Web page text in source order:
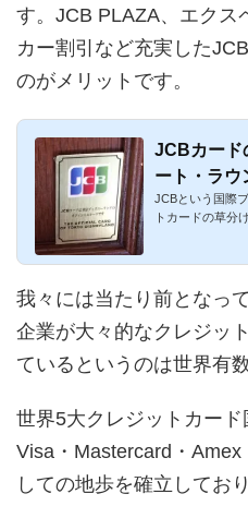
す。JCB PLAZA、エクス
カー割引など充実した
のがメリットです。
JCBカード
ート・ラウ
JCBという国際
トカードの草分
我々には当たり前となっ
企業が大々的なクレジッ
ているというのは世界有
世界5大クレジットカード
Visa・Mastercard・Amex
しての地歩を確立してお